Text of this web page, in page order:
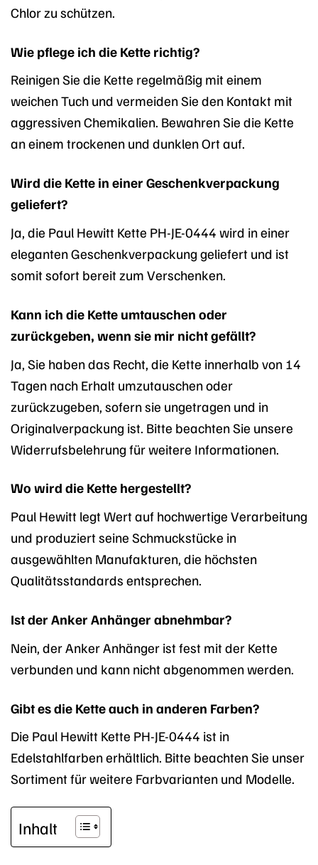
Chlor zu schützen.
Wie pflege ich die Kette richtig?
Reinigen Sie die Kette regelmäßig mit einem
weichen Tuch und vermeiden Sie den Kontakt mit
aggressiven Chemikalien. Bewahren Sie die Kette
an einem trockenen und dunklen Ort auf.
Wird die Kette in einer Geschenkverpackung
geliefert?
Ja, die Paul Hewitt Kette PH-JE-0444 wird in einer
eleganten Geschenkverpackung geliefert und ist
somit sofort bereit zum Verschenken.
Kann ich die Kette umtauschen oder
zurückgeben, wenn sie mir nicht gefällt?
Ja, Sie haben das Recht, die Kette innerhalb von 14
Tagen nach Erhalt umzutauschen oder
zurückzugeben, sofern sie ungetragen und in
Originalverpackung ist. Bitte beachten Sie unsere
Widerrufsbelehrung für weitere Informationen.
Wo wird die Kette hergestellt?
Paul Hewitt legt Wert auf hochwertige Verarbeitung
und produziert seine Schmuckstücke in
ausgewählten Manufakturen, die höchsten
Qualitätsstandards entsprechen.
Ist der Anker Anhänger abnehmbar?
Nein, der Anker Anhänger ist fest mit der Kette
verbunden und kann nicht abgenommen werden.
Gibt es die Kette auch in anderen Farben?
Die Paul Hewitt Kette PH-JE-0444 ist in
Edelstahlfarben erhältlich. Bitte beachten Sie unser
Sortiment für weitere Farbvarianten und Modelle.
Inhalt